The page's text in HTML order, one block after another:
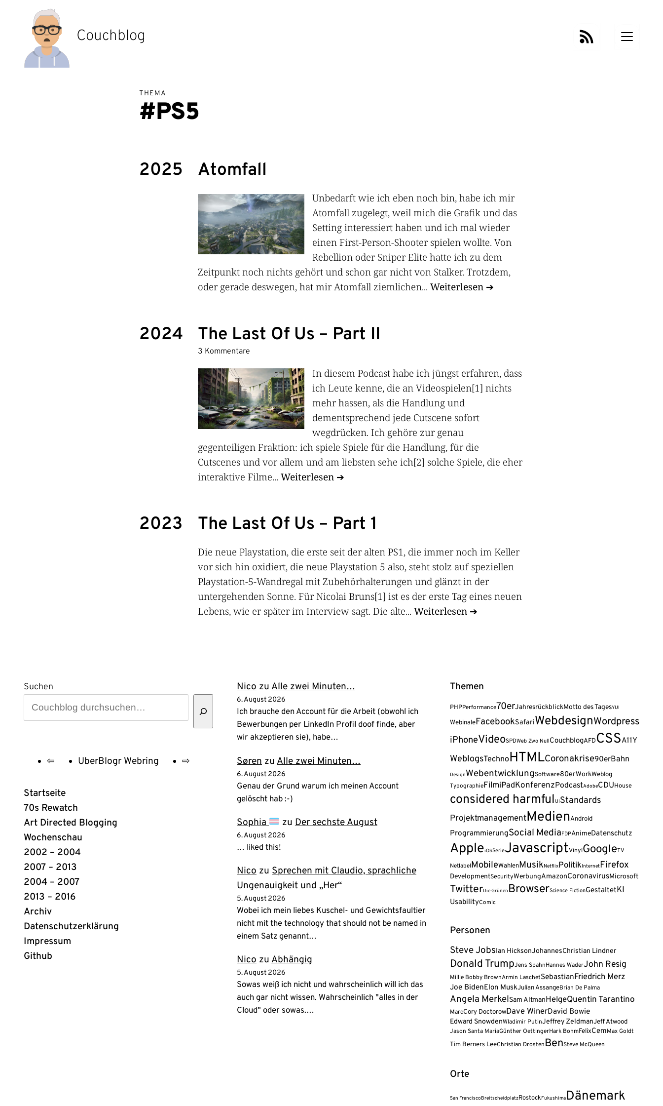
Couchblog
THEMA
#PS5
2025 Atomfall
Unbedarft wie ich eben noch bin, habe ich mir
Atomfall zugelegt, weil mich die Grafik und das
Setting interessiert haben und ich mal wieder
einen First-Person-Shooter spielen wollte. Von
Rebellion oder Sniper Elite hatte ich zu dem
Zeitpunkt noch nichts gehört und schon gar nicht von Stalker. Trotzdem,
oder gerade deswegen, hat mir Atomfall ziemlichen...Weiterlesen
2024 The Last Of Us – Part II
3 Kommentare
In diesem Podcast habe ich jüngst erfahren, dass
ich Leute kenne, die an Videospielen[1] nichts
mehr hassen, als die Handlung und
dementsprechend jede Cutscene sofort
wegdrücken. Ich gehöre zur genau
gegenteiligen Fraktion: ich spiele Spiele für die Handlung, für die
Cutscenes und vor allem und am liebsten sehe ich[2] solche Spiele, die eher
interaktive Filme...Weiterlesen
2023 The Last Of Us – Part 1
Die neue Playstation, die erste seit der alten PS1, die immer noch im Keller
vor sich hin oxidiert, die neue Playstation 5 also, steht stolz auf speziellen
Playstation-5-Wandregal mit Zubehörhalterungen und glänzt in der
untergehenden Sonne. Für Nicolai Bruns[1] ist es der erste Tag eines neuen
Lebens, wie er später im Interview sagt. Die alte...Weiterlesen
Suchen
UberBlogr
Webring
Links
⇦ UberBlogr Webring ⇨
Startseite
70s Rewatch
Art Directed Blogging
Wochenschau
2002 – 2004
2007 – 2013
2004 – 2007
2013 – 2016
Archiv
Datenschutzerklärung
Impressum
Github
Nico zu Alle zwei Minuten…
6. August 2026
Ich brauche den Account für die Arbeit (obwohl ich
Bewerbungen per LinkedIn Profil doof finde, aber
wir akzeptieren sie), habe…
Søren zu Alle zwei Minuten…
6. August 2026
Genau der Grund warum ich meinen Account
gelöscht hab :-)
Sophia zuDer sechste August
6. August 2026
… liked this!
Nico zu Sprechen mit Claudio, sprachliche
Ungenauigkeit und „Her“
5. August 2026
Wobei ich mein liebes Kuschel- und Gewichtsfaultier
nicht mit the technology that should not be named in
einem Satz genannt…
Nico zu Abhängig
5. August 2026
Sowas weiß ich nicht und wahrscheinlich will ich das
auch gar nicht wissen. Wahrscheinlich "alles in der
Cloud" oder sowas.…
Themen
PHPPerformance70erJahresrückblickMotto des TagesYUI
WebinaleFacebookSafariWebdesignWordpress
iPhoneVideoSPDWeb Zwo NullCouchblogAFDCSSA11Y
WeblogsTechnoHTMLCoronakrise90erBahn
DesignWebentwicklungSoftware80erWorkWeblog
TypographieFilmiPadKonferenzPodcastAdobeCDUHouse
considered harmful UIStandards
ProjektmanagementMedienAndroid
ProgrammierungSocial MediaFDPAnimeDatenschutz
AppleiOSSerieJavascriptVinylGoogleTV
NetlabelMobileWahlenMusikNetflixPolitikInternetFirefox
DevelopmentSecurityWerbungAmazonCoronavirusMicrosoft
TwitterDie Grünen BrowserScience FictionGestaltetKI
UsabilityComic
Personen
Steve JobsIan HicksonJohannesChristian Lindner
Donald TrumpJens SpahnHannes WaderJohn Resig
Millie Bobby BrownArmin LaschetSebastianFriedrich Merz
Joe BidenElon MuskJulian AssangeBrian De Palma
Angela MerkelSam AltmanHelgeQuentin Tarantino
MarcCory DoctorowDave WinerDavid Bowie
Edward SnowdenWladimir PutinJeffrey ZeldmanJeff Atwood
Jason Santa MariaGünther OettingerHark BohmFelixCemMax Goldt
Tim Berners LeeChristian DrostenBenSteve McQueen
Orte
San FranciscoBreitscheidplatzRostockFukushimaDänemark